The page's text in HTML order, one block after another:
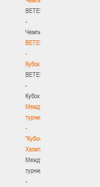
BETERA
-
Чемпионат
BETERA
-
Кубок
BETERA
-
Кубок
Международный
турнир
-
"Кубок
Халипского"
Международный
турнир
-